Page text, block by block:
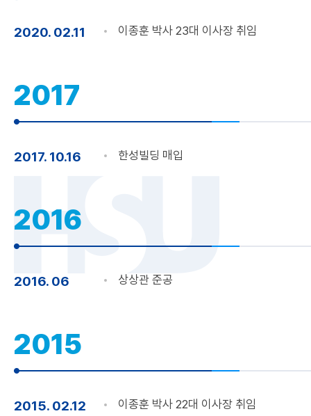
2020. 02.11 이종훈 박사 23대 이사장 취임
2017
2017. 10.16 한성빌딩 매입
2016
2016. 06 상상관 준공
2015
2015. 02.12 이종훈 박사 22대 이사장 취임